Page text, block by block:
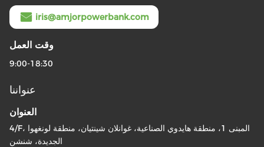
iris@amjorpowerbank.com
وقت العمل
9:00-18:30
عنواننا
العنوان
4/F، المبنى 1، منطقة هايدوي الصناعية، غوانلان شينتيان، منطقة لونغهوا
الجديدة، شنشن